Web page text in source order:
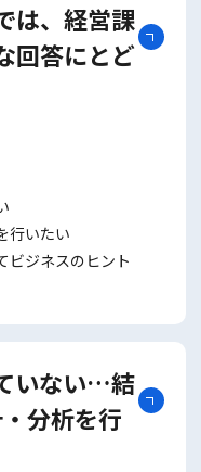
は、経営課
回答にとど
⾏いたい
ビジネスのヒント
いない…結
分析を行